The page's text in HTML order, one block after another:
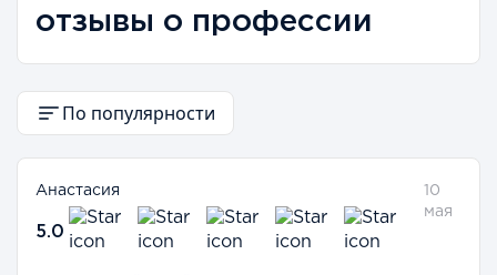
отзывы о профессии
По популярности
Анастасия
5.0
10
мая